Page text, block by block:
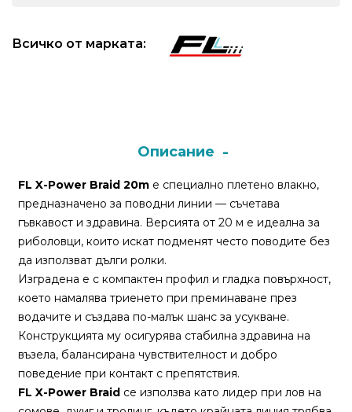
примамки
Плувки
за
риболов
Комплекти
за
риболов
Сонари
Всичко от марката:
Описание
FL X-Power Braid 20m е специално плетено влакно,
предназначено за поводни линии — съчетава
гъвкавост и здравина. Версията от 20 м е идеална за
риболовци, които искат подменят често поводите без
да използват дълги ролки.
Изградена е с компактен профил и гладка повърхност,
което намалява триенето при преминаване през
водачите и създава по-малък шанс за усукване.
Конструкцията му осигурява стабилна здравина на
възела, балансирана чувствителност и добро
поведение при контакт с препятствия.
FL X-Power Braid се използва като лидер при лов на